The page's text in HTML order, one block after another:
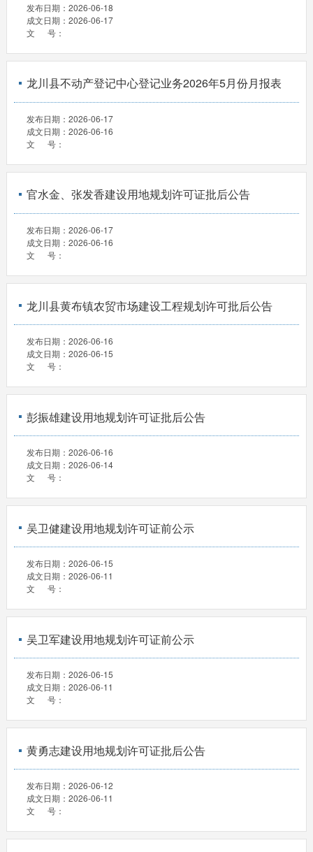
发布日期： 2026-06-18
成文日期： 2026-06-17
文 号：
龙川县不动产登记中心登记业务2026年5月份月报表
发布日期： 2026-06-17
成文日期： 2026-06-16
文 号：
官水金、张发香建设用地规划许可证批后公告
发布日期： 2026-06-17
成文日期： 2026-06-16
文 号：
龙川县黄布镇农贸市场建设工程规划许可批后公告
发布日期： 2026-06-16
成文日期： 2026-06-15
文 号：
彭振雄建设用地规划许可证批后公告
发布日期： 2026-06-16
成文日期： 2026-06-14
文 号：
吴卫健建设用地规划许可证前公示
发布日期： 2026-06-15
成文日期： 2026-06-11
文 号：
吴卫军建设用地规划许可证前公示
发布日期： 2026-06-15
成文日期： 2026-06-11
文 号：
黄勇志建设用地规划许可证批后公告
发布日期： 2026-06-12
成文日期： 2026-06-11
文 号：